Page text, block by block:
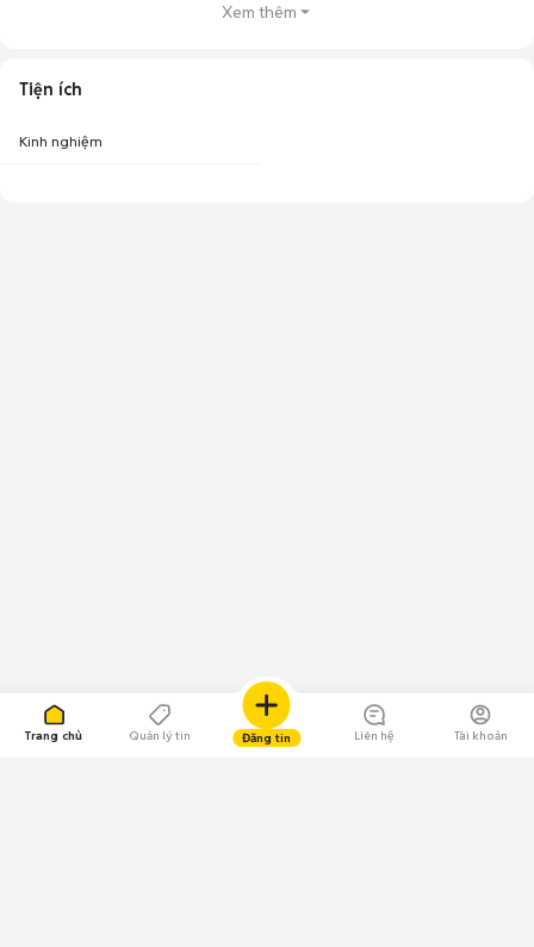
Trang chủ Quản lý tin Đăng tin Liên hệ Tài khoản
Xem thêm
Tiện ích
Kinh nghiệm